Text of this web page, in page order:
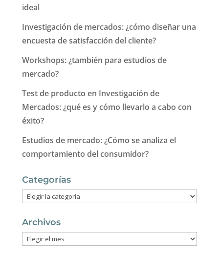
ideal
Investigación de mercados: ¿cómo diseñar una
encuesta de satisfacción del cliente?
Workshops: ¿también para estudios de
mercado?
Test de producto en Investigación de
Mercados: ¿qué es y cómo llevarlo a cabo con
éxito?
Estudios de mercado: ¿Cómo se analiza el
comportamiento del consumidor?
Categorías
Categorías
Archivos
Archivos